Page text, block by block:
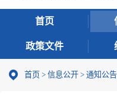
首页
政策文件
首页 > 信息公开 > 通知公告